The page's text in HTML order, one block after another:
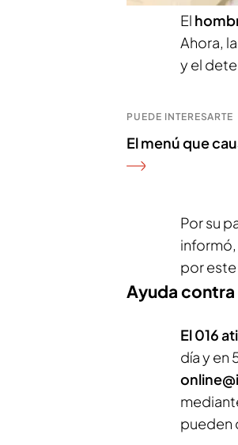
El
Ahora,
y el
PUEDE INTERESARTE
El menú que
Por su
informó,
por
Ayuda
El 016
día y en
pueden